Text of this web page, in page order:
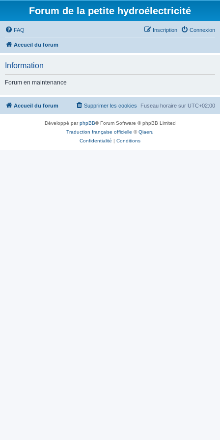
Forum de la petite hydroélectricité
FAQ Connexion
Inscription
Accueil du forum
Information
Forum en maintenance
Accueil du forum Fuseau horaire sur UTC+02:00
Supprimer les cookies
Développé parphpBB® Forum Software © phpBB Limited
Traduction française officielle ©Qiaeru
Confidentialité | Conditions